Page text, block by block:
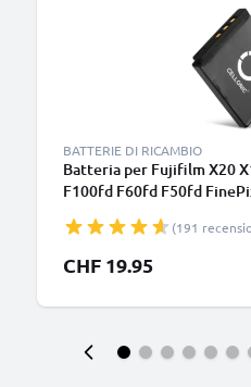
BATTERIE DI RICAMBIO
Batteria per Fujifilm X20
F100fd F60fd F50fd
durata per macchine
(191
CHF 19.95